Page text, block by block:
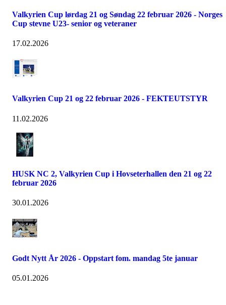
Valkyrien Cup lørdag 21 og Søndag 22 februar 2026 - Norges
Cup stevne U23- senior og veteraner
17.02.2026
Valkyrien Cup 21 og 22 februar 2026 - FEKTEUTSTYR
11.02.2026
HUSK NC 2, Valkyrien Cup i Hovseterhallen den 21 og 22
februar 2026
30.01.2026
Godt Nytt År 2026 - Oppstart fom. mandag 5te januar
05.01.2026